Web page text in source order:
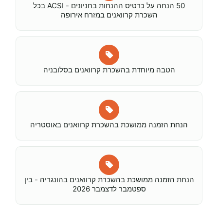
50 הנחה על כרטיס ההנחות בחניונים - ACSI בכל
השכרת קרוואנים במזרח אירופה
הטבה מיוחדת בהשכרת קרוואנים בסלובניה
הנחת הזמנה ממושכת בהשכרת קרוואנים באוסטריה
הנחת הזמנה ממושכת בהשכרת קרוואנים בהונגריה - בין
ספטמבר לדצמבר 2026